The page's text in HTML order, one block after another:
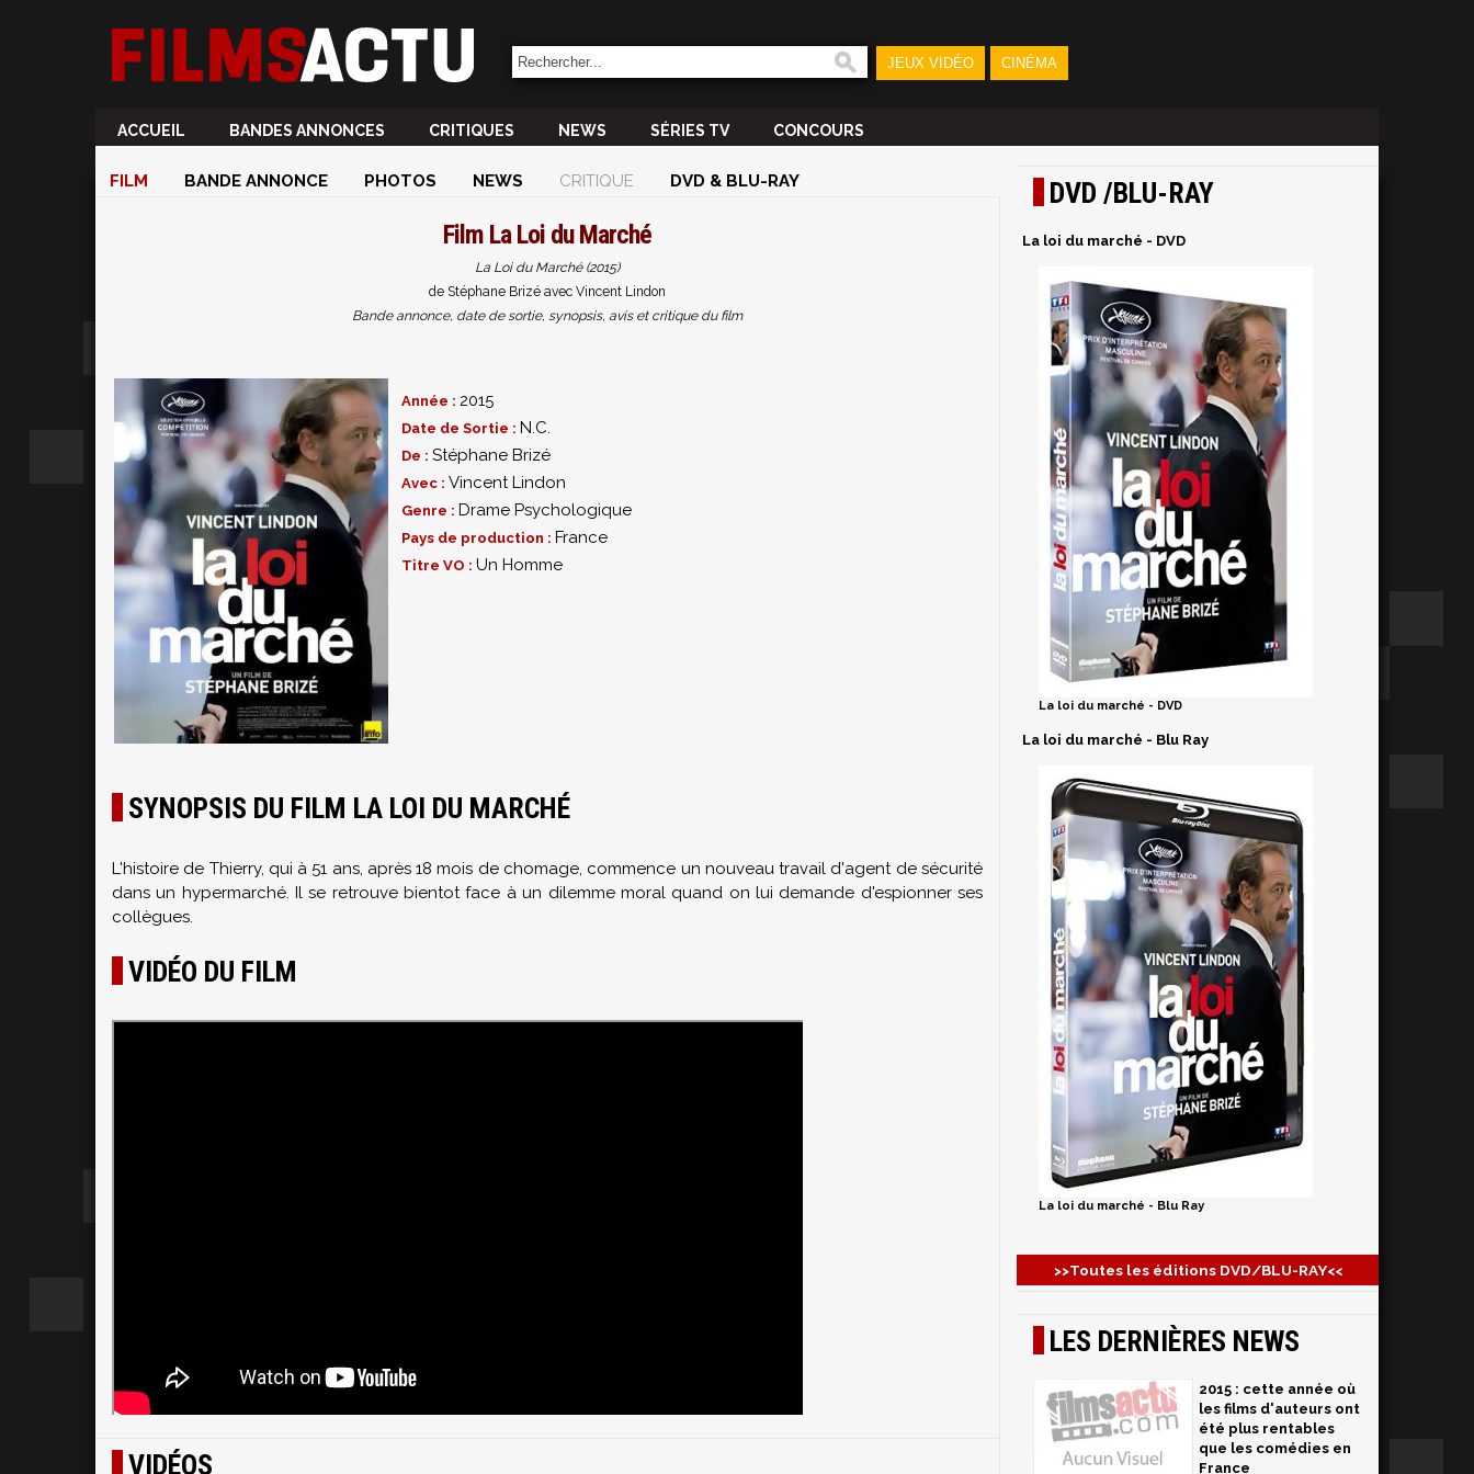
JEUX VIDÉO CINÉMA
ACCUEIL BANDES ANNONCES CRITIQUES NEWS SÉRIES TV CONCOURS
FILM BANDE ANNONCE PHOTOS NEWS CRITIQUE DVD & BLU-RAY
Film La Loi du Marché
La Loi du Marché (2015)
de Stéphane Brizé avec Vincent Lindon
Bande annonce, date de sortie, synopsis, avis et critique du film
Année : 2015
Date de Sortie : N.C.
De : Stéphane Brizé
Avec : Vincent Lindon
Genre : Drame Psychologique
Pays de production : France
Titre VO : Un Homme
SYNOPSIS DU FILM LA LOI DU MARCHÉ
L'histoire de Thierry, qui à 51 ans, après 18 mois de chomage, commence un nouveau travail d'agent de sécurité
dans un hypermarché. Il se retrouve bientot face à un dilemme moral quand on lui demande d'espionner ses
collègues.
VIDÉO DU FILM
VIDÉOS
DVD /BLU-RAY
La loi du marché - DVD
La loi du marché - DVD
La loi du marché - Blu Ray
La loi du marché - Blu Ray
>>Toutes les éditions DVD/BLU-RAY<<
LES DERNIÈRES NEWS
2015 : cette année où
les films d'auteurs ont
été plus rentables
que les comédies en
France